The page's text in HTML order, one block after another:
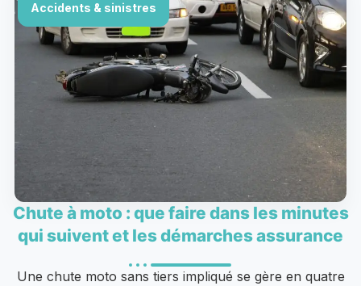
Accidents & sinistres
Chute à moto : que faire dans les minutes
qui suivent et les démarches assurance
Une chute moto sans tiers impliqué se gère en quatre